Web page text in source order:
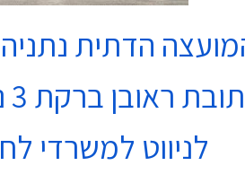
הדתית
ראובן ברקת 3 נתניה בקומה 4
לניווט למשרדי